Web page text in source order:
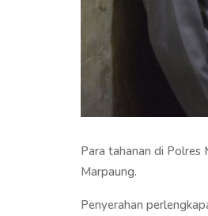
Para tahanan di Polres
Marpaung.
Penyerahan